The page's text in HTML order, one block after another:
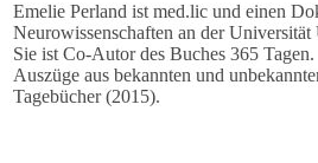
Emelie Perland ist med.lic und einen
Neurowissenschaften an der Universität
Sie ist Co-Autor des Buches 365 Tagen.
Auszüge aus bekannten und
Tagebücher (2015).